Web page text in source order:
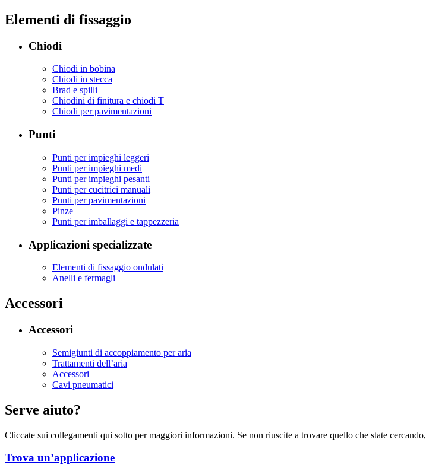
Elementi di fissaggio
Chiodi
Chiodi in bobina
Chiodi in stecca
Brad e spilli
Chiodini di finitura e chiodi T
Chiodi per pavimentazioni
Punti
Punti per impieghi leggeri
Punti per impieghi medi
Punti per impieghi pesanti
Punti per cucitrici manuali
Punti per pavimentazioni
Pinze
Punti per imballaggi e tappezzeria
Applicazioni specializzate
Elementi di fissaggio ondulati
Anelli e fermagli
Accessori
Accessori
Semigiunti di accoppiamento per aria
Trattamenti dell’aria
Accessori
Cavi pneumatici
Serve aiuto?
Cliccate sui collegamenti qui sotto per maggiori informazioni. Se non riuscite a trovare quello che state cercando,
Trova un’applicazione